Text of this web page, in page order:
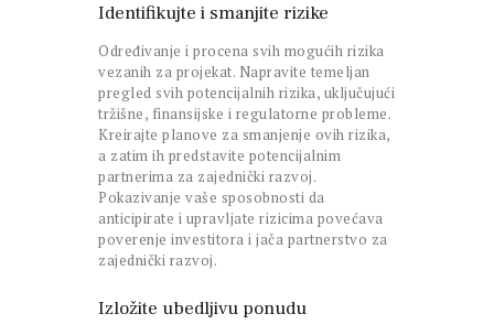
Identifikujte i smanjite rizike
Određivanje i procena svih mogućih rizika
vezanih za projekat. Napravite temeljan
pregled svih potencijalnih rizika, uključujući
tržišne, finansijske i regulatorne probleme.
Kreirajte planove za smanjenje ovih rizika,
a zatim ih predstavite potencijalnim
partnerima za zajednički razvoj.
Pokazivanje vaše sposobnosti da
anticipirate i upravljate rizicima povećava
poverenje investitora i jača partnerstvo za
zajednički razvoj.
Izložite ubedljivu ponudu